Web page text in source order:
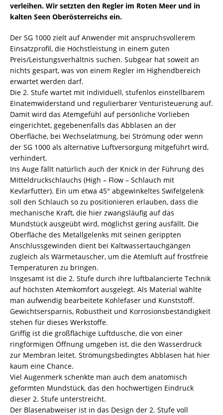
verleihen. Wir setzten den Regler im Roten Meer und in
kalten Seen Oberösterreichs ein.
Der SG 1000 zielt auf Anwender mit anspruchsvollerem
Einsatzprofil, die Höchstleistung in einem guten
Preis/Leistungsverhältnis suchen. Subgear hat soweit an
nichts gespart, was von einem Regler im Highendbereich
erwartet werden darf.
Die 2. Stufe wartet mit individuell, stufenlos einstellbarem
Einatemwiderstand und regulierbarer Venturisteuerung auf.
Damit wird das Atemgefühl auf persönliche Vorlieben
eingerichtet, gegebenenfalls das Abblasen an der
Oberfläche, bei Wechselatmung, bei Strömung oder wenn
der SG 1000 als alternative Luftversorgung mitgeführt wird,
verhindert.
Ins Auge fällt natürlich auch der Knick in der Führung des
Mitteldruckschlauchs (High – Flow – Schlauch mit
Kevlarfutter). Ein um etwa 45° abgewinkeltes Swifelgelenk
soll den Schlauch so zu positionieren erlauben, dass die
mechanische Kraft, die hier zwangsläufig auf das
Mundstück ausgeübt wird, möglichst gering ausfällt. Die
Oberfläche des Metallgelenks mit seinen gerippten
Anschlussgewinden dient bei Kaltwassertauchgängen
zugleich als Wärmetauscher, um die Atemluft auf frostfreie
Temperaturen zu bringen.
Insgesamt ist die 2. Stufe durch ihre luftbalancierte Technik
auf höchsten Atemkomfort ausgelegt. Als Material wählte
man aufwendig bearbeitete Kohlefaser und Kunststoff.
Gewichtsersparnis, Robustheit und Korrosionsbeständigkeit
stehen für dieses Werkstoffe.
Griffig ist die großflächige Luftdusche, die von einer
ringförmigen Öffnung umgeben ist, die den Wasserdruck
zur Membran leitet. Strömungsbedingtes Abblasen hat hier
kaum eine Chance.
Viel Augenmerk schenkte man auch dem anatomisch
geformten Mundstück, das den hochwertigen Eindruck
dieser 2. Stufe unterstreicht.
Der Blasenabweiser ist in das Design der 2. Stufe voll